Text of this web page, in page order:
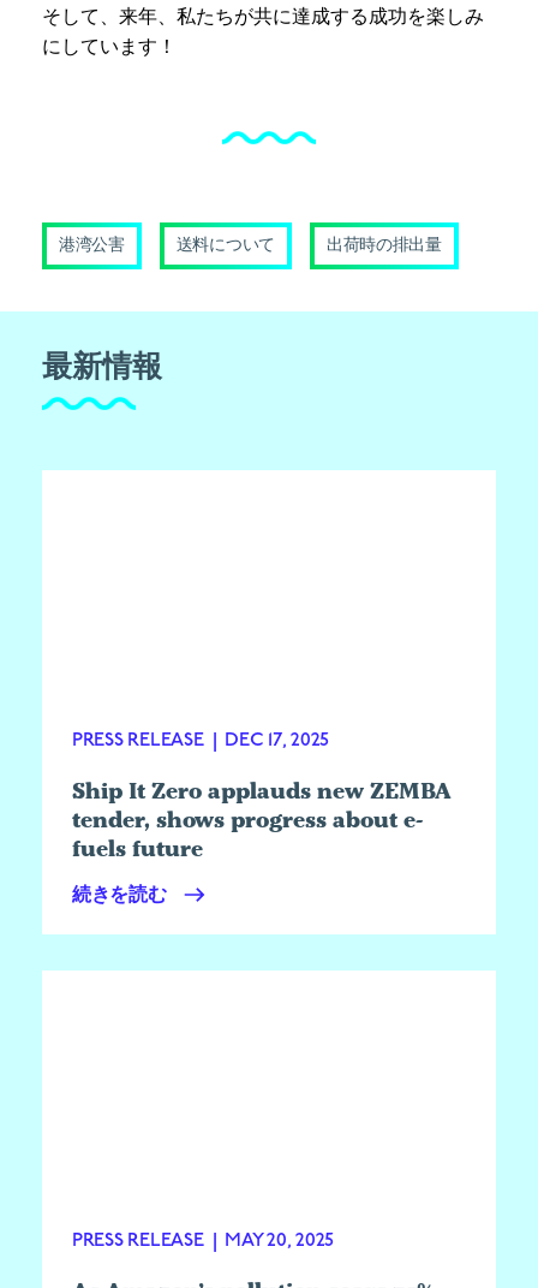
そして、来年、私たちが共に達成する成功を楽しみ
にしています！
港湾公害 送料について 出荷時の排出量
最新情報
PRESS RELEASE DEC 17, 2025
Ship It Zero applauds new ZEMBA
tender, shows progress about e-
fuels future
続きを読む
PRESS RELEASE MAY 20, 2025